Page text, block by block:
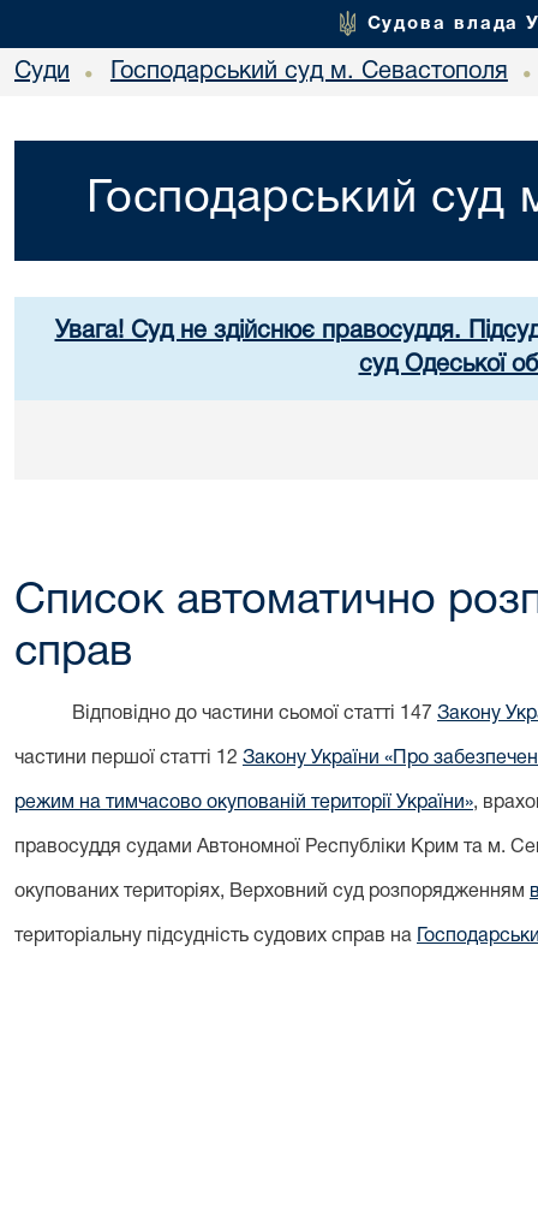
Судова влада
Суди • Господарський суд м. Севастополя •
Господарський суд
Увага! Суд не здійснює правосуддя.
суд Одеської
Список автоматично
справ
Відповідно до частини сьомої статті 147 Закону
частини першої статті 12 Закону України «Про
режим на тимчасово окупованій території України»,
правосуддя судами Автономної Республіки Крим та м.
окупованих територіях, Верховний суд розпорядженням
територіальну підсудність судових справ на